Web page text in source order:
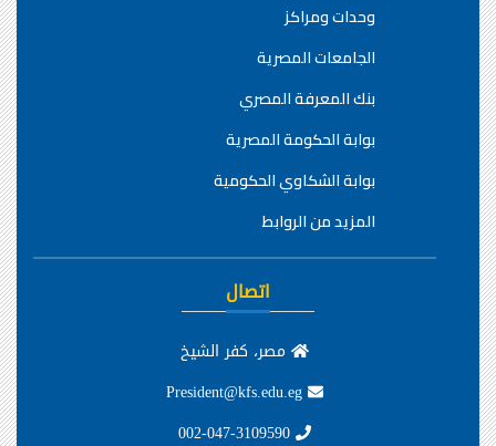
وحدات ومراكز
الجامعات المصرية
بنك المعرفة المصري
بوابة الحكومة المصرية
بوابة الشكاوي الحكومية
المزيد من الروابط
اتصال
مصر، كفر الشيخ